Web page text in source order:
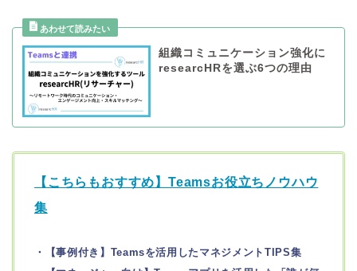
組織コミュニケーション強化に
researcHRを選ぶ6つの理由
【こちらもおすすめ】Teamsお役立ちノウハウ
集
・【事例付き】Teamsを活用したマネジメントTIPS集